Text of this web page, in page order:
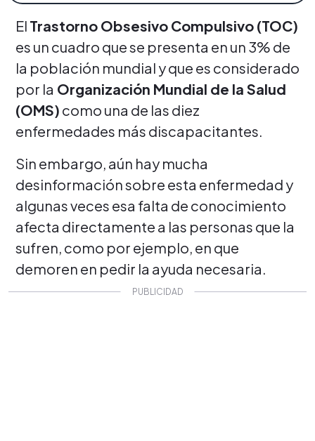
El Trastorno Obsesivo Compulsivo (TOC)
es un cuadro que se presenta en un 3% de
la población mundial y que es considerado
por la Organización Mundial de la Salud
(OMS) como una de las diez
enfermedades más discapacitantes.
Sin embargo, aún hay mucha
desinformación sobre esta enfermedad y
algunas veces esa falta de conocimiento
afecta directamente a las personas que la
sufren, como por ejemplo, en que
demoren en pedir la ayuda necesaria.